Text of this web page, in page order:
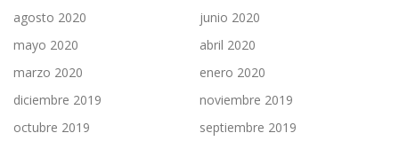
agosto 2020
junio 2020
mayo 2020
abril 2020
marzo 2020
enero 2020
diciembre 2019
noviembre 2019
octubre 2019
septiembre 2019